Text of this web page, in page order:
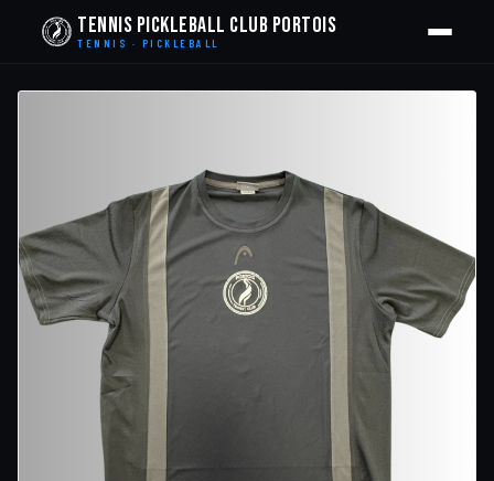
Tennis Pickleball Club Portois
TENNIS · PICKLEBALL